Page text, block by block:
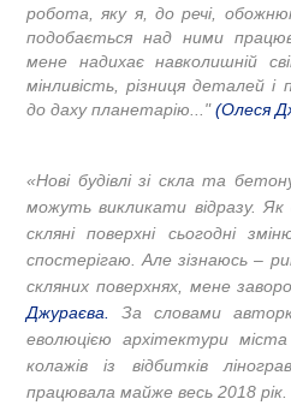
робота, яку я, до речі,
подобається над ними
мене надихає навколишній
мінливість, різниця деталей і
до даху планетарію..."(Олеся
«Нові будівлі зі скла та
можуть викликати відразу.
скляні поверхні сьогодні
спостерігаю. Але зізнаюсь –
скляних поверхнях, мене
Джураєва.
За словами
еволюцією архітектури
колажів із відбитків
працювала майже весь 2018 рік.